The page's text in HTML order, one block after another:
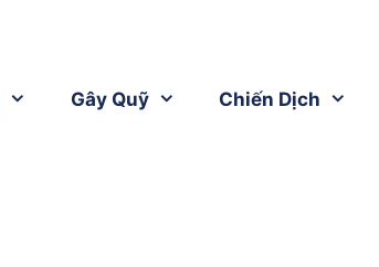
Gây Quỹ Chiến Dịch